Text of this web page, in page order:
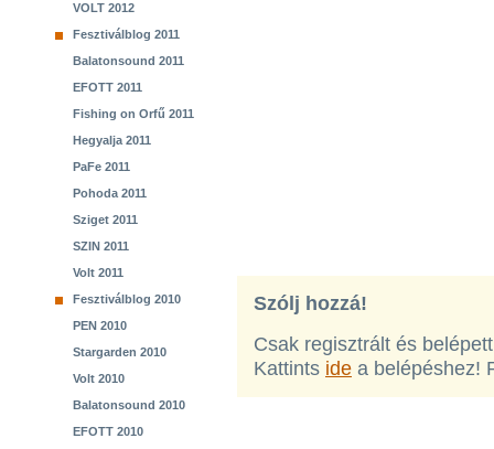
VOLT 2012
Fesztiválblog 2011
Balatonsound 2011
EFOTT 2011
Fishing on Orfű 2011
Hegyalja 2011
PaFe 2011
Pohoda 2011
Sziget 2011
SZIN 2011
Volt 2011
Fesztiválblog 2010
PEN 2010
Stargarden 2010
Volt 2010
Balatonsound 2010
EFOTT 2010
Szólj hozzá!
Csak regisztrált és
Kattints ide a belépéshez!